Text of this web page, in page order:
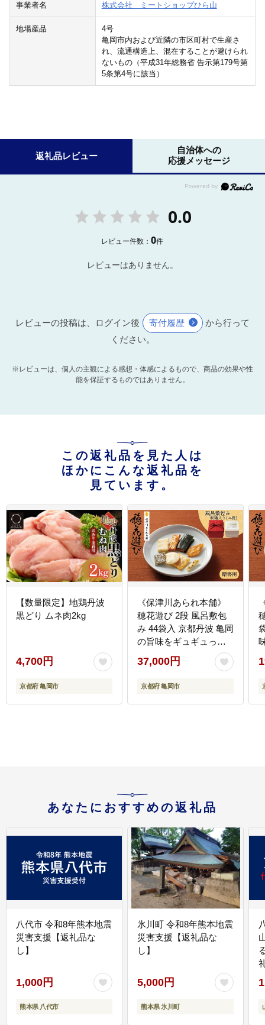
事業者名 株式会社 ミートショップひら山
地場産品
4号
亀岡市内および近隣の市区町村で生産さ
れ、流通構造上、混在することが避けられ
ないもの（平成31年総務省 告示第179号第
5条第4号に該当）
返礼品レビュー
自治体への
応援メッセージ
0.0
レビュー件数：0件
レビューはありません。
レビューの投稿は、ログイン後 寄付履歴
から行って
ください。
※レビューは、個人の主観による感想・体感によるもので、商品の効果や性
能を保証するものではありません。
この返礼品を見た人は
ほかにこんな返礼品を
見ています。
【数量限定】地鶏丹波
黒どり ムネ肉2kg
4,700円
京都府 亀岡市
《保津川あられ本舗》
穂花遊び 2段 風呂敷包
み 44袋入 京都丹波 亀岡
の旨味をギュギュっと
個包装にして詰め合わ
せ!食べきりサイズが嬉
しい!あられ おかき 米菓
贈答用 桐箱付き 風呂敷
37,000円
京都府 亀岡市
あなたにおすすめの返礼品
八代市 令和8年熊本地震
災害支援【返礼品な
し】
1,000円
熊本県 八代市
氷川町 令和8年熊本地震
災害支援【返礼品な
し】
5,000円
熊本県 氷川町